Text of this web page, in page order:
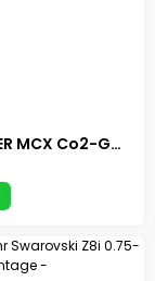
SIG SAUER MCX Co2-Gewehr